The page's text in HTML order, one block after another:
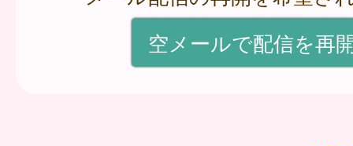
空メールで配信を再